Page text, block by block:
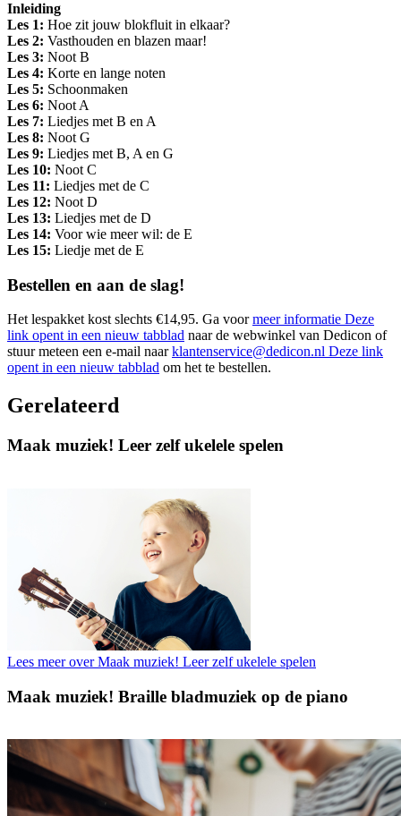
Inleiding
Les 1: Hoe zit jouw blokfluit in elkaar?
Les 2: Vasthouden en blazen maar!
Les 3: Noot B
Les 4: Korte en lange noten
Les 5: Schoonmaken
Les 6: Noot A
Les 7: Liedjes met B en A
Les 8: Noot G
Les 9: Liedjes met B, A en G
Les 10: Noot C
Les 11: Liedjes met de C
Les 12: Noot D
Les 13: Liedjes met de D
Les 14: Voor wie meer wil: de E
Les 15: Liedje met de E
Bestellen en aan de slag!
Het lespakket kost slechts €14,95. Ga voormeer informatie Deze
link opent in een nieuw tabblad naar de webwinkel van Dedicon of
stuur meteen een e-mail naarklantenservice@dedicon.nl Deze link
opent in een nieuw tabblad om het te bestellen.
Gerelateerd
Maak muziek! Leer zelf ukelele spelen
Lees meer over Maak muziek! Leer zelf ukelele spelen
Maak muziek! Braille bladmuziek op de piano